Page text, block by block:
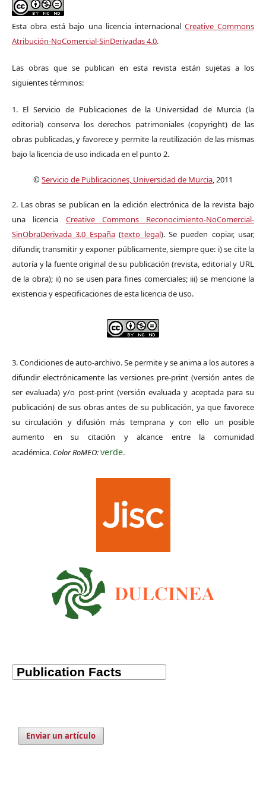
Esta obra está bajo una licencia internacional Creative Commons
Atribución-NoComercial-SinDerivadas 4.0.
Las obras que se publican en esta revista están sujetas a los
siguientes términos:
1. El Servicio de Publicaciones de la Universidad de Murcia (la
editorial) conserva los derechos patrimoniales (copyright) de las
obras publicadas, y favorece y permite la reutilización de las mismas
bajo la licencia de uso indicada en el punto 2.
©Servicio de Publicaciones, Universidad de Murcia, 2011
2. Las obras se publican en la edición electrónica de la revista bajo
una licencia Creative Commons Reconocimiento-NoComercial-
SinObraDerivada 3.0 España(texto legal). Se pueden copiar, usar,
difundir, transmitir y exponer públicamente, siempre que: i) se cite la
autoría y la fuente original de su publicación (revista, editorial y URL
de la obra); ii) no se usen para fines comerciales; iii) se mencione la
existencia y especificaciones de esta licencia de uso.
3. Condiciones de auto-archivo. Se permite y se anima a los autores a
difundir electrónicamente las versiones pre-print (versión antes de
ser evaluada) y/o post-print (versión evaluada y aceptada para su
publicación) de sus obras antes de su publicación, ya que favorece
su circulación y difusión más temprana y con ello un posible
aumento en su citación y alcance entre la comunidad
académica. Color RoMEO:verde.
Enviar un artículo